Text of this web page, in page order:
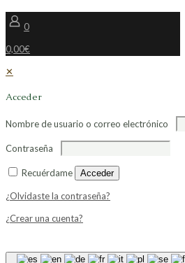
0
0,00€
✕
Acceder
Nombre de usuario o correo electrónico
Contraseña
Recuérdame Acceder
¿Olvidaste la contraseña?
¿Crear una cuenta?